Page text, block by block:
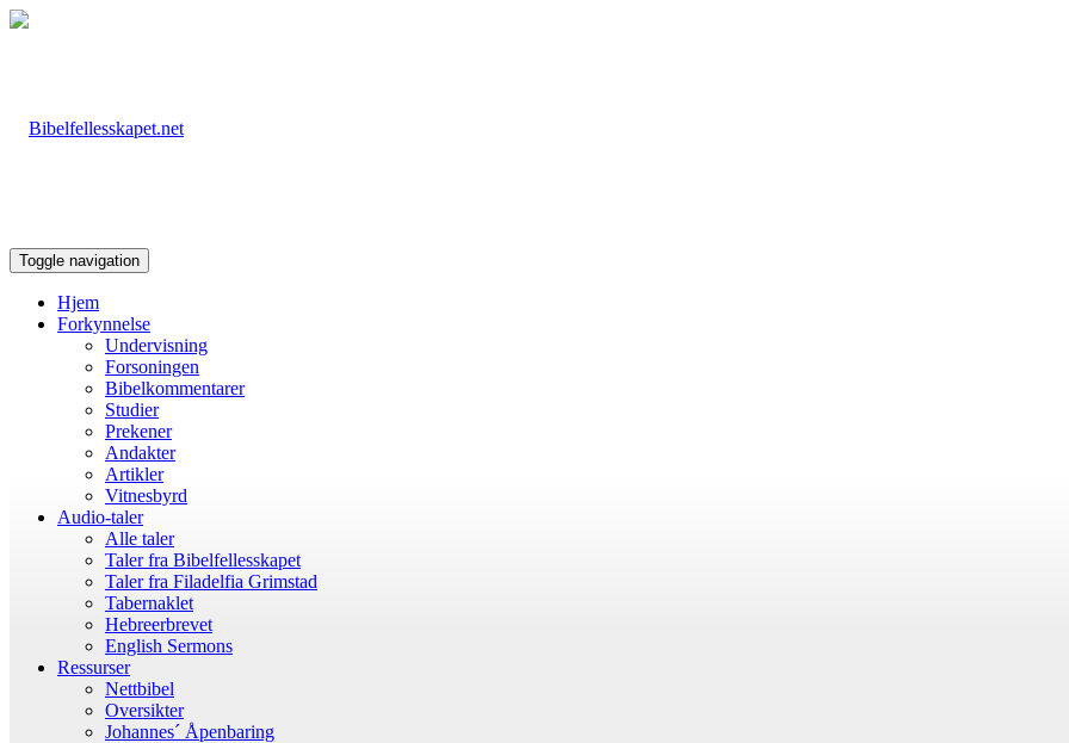
Toggle navigation
Hjem
Forkynnelse
Undervisning
Forsoningen
Bibelkommentarer
Studier
Prekener
Andakter
Artikler
Vitnesbyrd
Audio-taler
Alle taler
Taler fra Bibelfellesskapet
Taler fra Filadelfia Grimstad
Tabernaklet
Hebreerbrevet
English Sermons
Ressurser
Nettbibel
Oversikter
Johannes´ Åpenbaring